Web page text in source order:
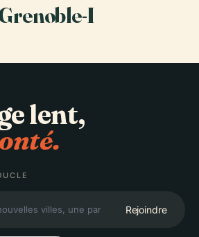
I
lent,
Rejoindre